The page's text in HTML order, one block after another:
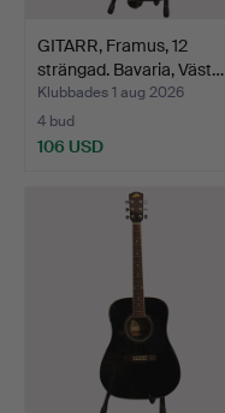
GITARR, Framus, 12
strängad. Bavaria, Väst…
Klubbades 1 aug 2026
4 bud
106 USD